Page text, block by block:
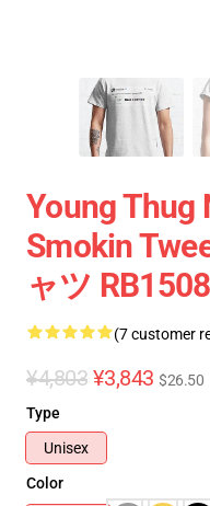
Young Thug
Smokin
ャツ RB1508
(7 customer
¥4,803 ¥3,843 $26.50
Type
Unisex
Color